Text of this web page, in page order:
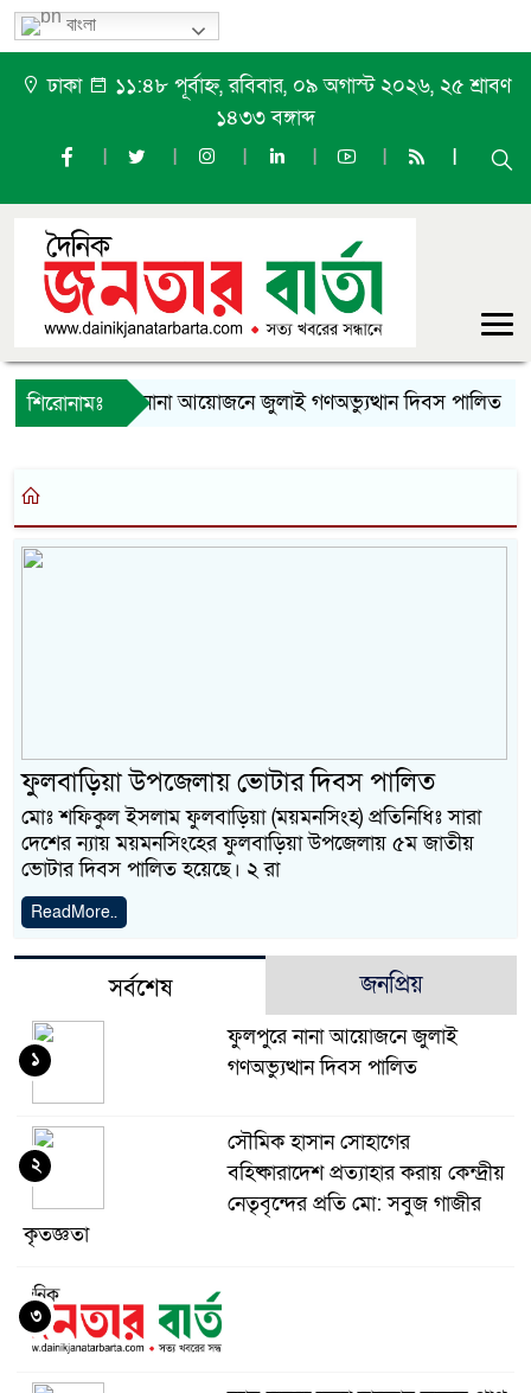
বাংলা
ঢাকা
১১:৪৮ পূর্বাহ্ন, রবিবার, ০৯ অগাস্ট ২০২৬, ২৫ শ্রাবণ
১৪৩৩ বঙ্গাব্দ
শিরোনামঃ
ফুলপুরে নানা আয়োজনে জুলাই গণঅভ্যুত্থান দিবস পালিত
ফুলবাড়িয়া উপজেলায় ভোটার দিবস পালিত
মোঃ শফিকুল ইসলাম ফুলবাড়িয়া (ময়মনসিংহ) প্রতিনিধিঃ সারা
দেশের ন্যায় ময়মনসিংহের ফুলবাড়িয়া উপজেলায় ৫ম জাতীয়
ভোটার দিবস পালিত হয়েছে। ২ রা
ReadMore..
সর্বশেষ জনপ্রিয়
ফুলপুরে নানা আয়োজনে জুলাই
গণঅভ্যুত্থান দিবস পালিত
১
সৌমিক হাসান সোহাগের
বহিষ্কারাদেশ প্রত্যাহার করায় কেন্দ্রীয়
নেতৃবৃন্দের প্রতি মো: সবুজ গাজীর
কৃতজ্ঞতা
২
৩